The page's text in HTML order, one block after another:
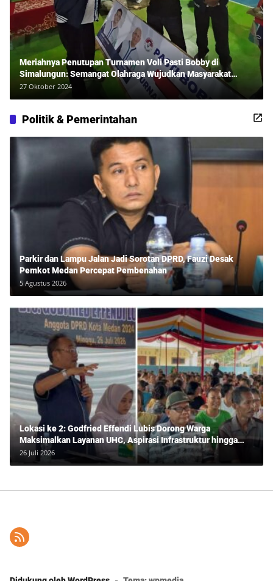
Meriahnya Penutupan Turnamen Voli Pasti Bobby di
Simalungun: Semangat Olahraga Wujudkan Masyarakat
Sehat Bersama Erwan Rozadi dan Ribuan Penonton!
27 Oktober 2024
Politik & Pemerintahan
Parkir dan Lampu Jalan Jadi Sorotan DPRD, Fauzi Desak
Pemkot Medan Percepat Pembenahan
5 Agustus 2026
Lokasi ke 2: Godfried Effendi Lubis Dorong Warga
Maksimalkan Layanan UHC, Aspirasi Infrastruktur hingga
Pendidikan Mengemuka dalam Reses Medan Amplas
26 Juli 2026